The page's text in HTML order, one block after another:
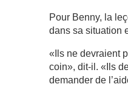
Pour Benny, la
dans sa situation
«Ils ne devraient
coin», dit-il. «Ils
demander de